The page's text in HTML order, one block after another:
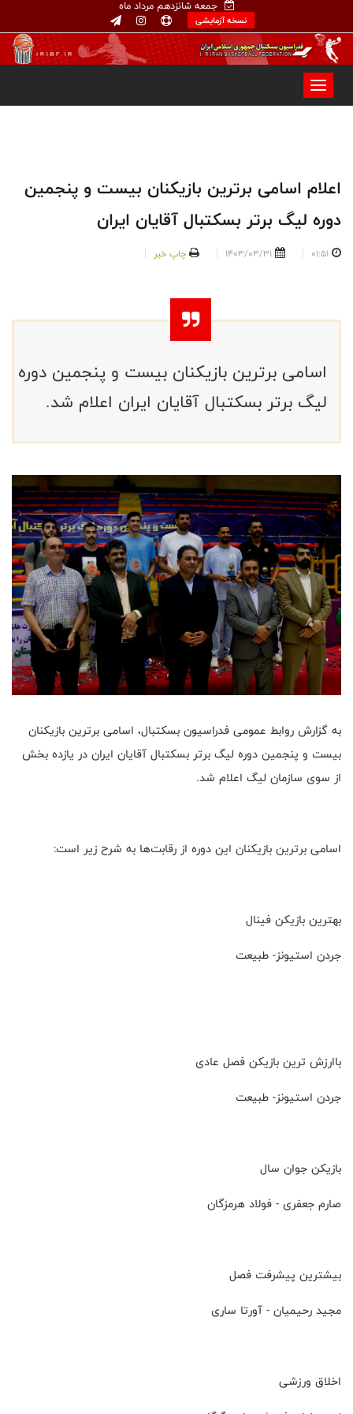
جمعه شانزدهم مرداد ماه
نسخه آزمایشی
اعلام اسامی برترین بازیکنان بیست و پنجمین
دوره لیگ برتر بسکتبال آقایان ایران
01:51
1403/03/31 چاپ خبر
اسامی برترین بازیکنان بیست و پنجمین دوره
لیگ برتر بسکتبال آقایان ایران اعلام شد.
به گزارش روابط عمومی فدراسیون بسکتبال، اسامی برترین بازیکنان
بیست و پنجمین دوره لیگ برتر بسکتبال آقایان ایران در یازده بخش
از سوی سازمان لیگ اعلام شد.
اسامی برترین بازیکنان این دوره از رقابت‌ها به شرح زیر است:
بهترین بازیکن فینال
جردن استیونز- طبیعت
باارزش ترین بازیکن فصل عادی
جردن استیونز- طبیعت
بازیکن جوان سال
صارم جعفری - فولاد هرمزگان
بیشترین پیشرفت فصل
مجید رحیمیان - آورتا ساری
اخلاق ورزشی